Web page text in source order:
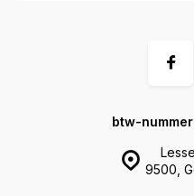
9500,
btw-